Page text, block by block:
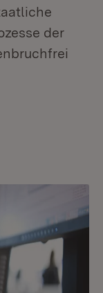
der